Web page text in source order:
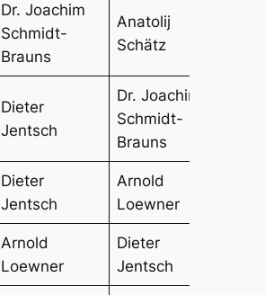
Dr. Joachim
Schmidt-
Brauns
Anatolij
Schätz
Dieter
Jentsch
Dr. Joachim
Schmidt-
Brauns
Dieter
Jentsch
Arnold
Loewner
Arnold
Loewner
Dieter
Jentsch